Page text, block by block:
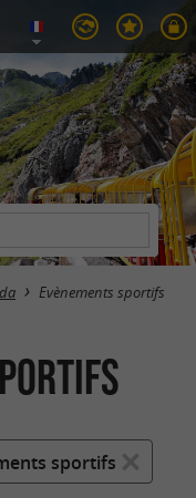
Evènements sportifs
sportifs